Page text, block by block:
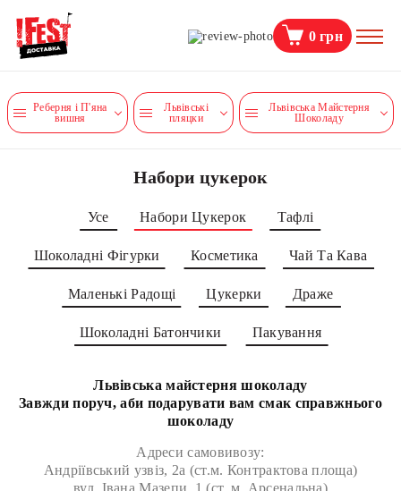
0грн
Реберня і П'яна
вишня
Львівські
пляцки
Львівська Майстерня
Шоколаду
Набори цукерок
Усе Набори Цукерок Тафлі
Шоколадні Фігурки Косметика Чай Та Кава
Маленькі Радощі Цукерки Драже
Шоколадні Батончики Пакування
Львівська майстерня шоколаду
Завжди поруч, аби подарувати вам смак справжнього
шоколаду
Адреси самовивозу:
Андріївський узвіз, 2а (ст.м. Контрактова площа)
вул. Івана Мазепи, 1 (ст. м. Арсенальна)